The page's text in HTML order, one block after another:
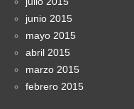
junio 2015
mayo 2015
abril 2015
marzo 2015
febrero 2015